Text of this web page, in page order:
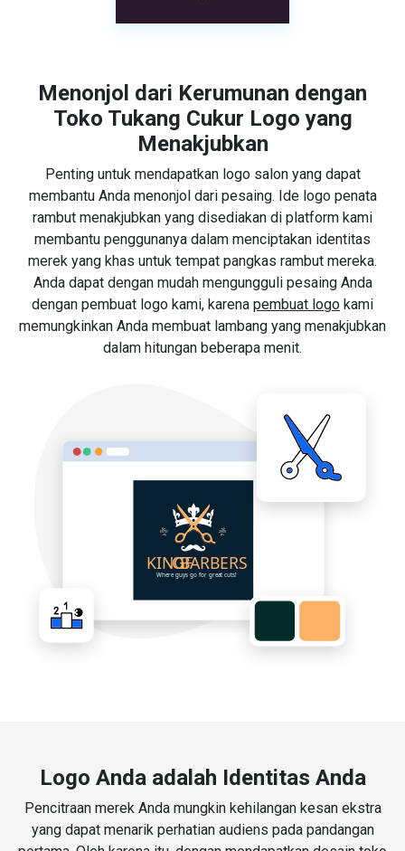
Menonjol dari Kerumunan dengan
Toko Tukang Cukur Logo yang
Menakjubkan
Penting untuk mendapatkan logo salon yang dapat
membantu Anda menonjol dari pesaing. Ide logo penata
rambut menakjubkan yang disediakan di platform kami
membantu penggunanya dalam menciptakan identitas
merek yang khas untuk tempat pangkas rambut mereka.
Anda dapat dengan mudah mengungguli pesaing Anda
dengan pembuat logo kami, karena pembuat logo kami
memungkinkan Anda membuat lambang yang menakjubkan
dalam hitungan beberapa menit.
Logo Anda adalah Identitas Anda
Pencitraan merek Anda mungkin kehilangan kesan ekstra
yang dapat menarik perhatian audiens pada pandangan